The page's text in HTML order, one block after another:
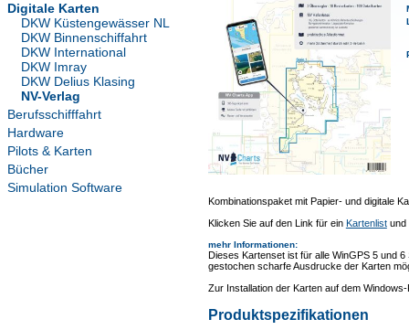
Digitale Karten
DKW Küstengewässer NL
DKW Binnenschiffahrt
DKW International
DKW Imray
DKW Delius Klasing
NV-Verlag
Berufsschifffahrt
Hardware
Pilots & Karten
Bücher
Simulation Software
Kombinationspaket mit Papier- und digitale
Klicken Sie auf den Link für ein Kartenlistund
mehr Informationen:
Dieses Kartenset ist für alle WinGPS 5 und
gestochen scharfe Ausdrucke der Karten
Zur Installation der Karten auf dem
Produktspezifikationen